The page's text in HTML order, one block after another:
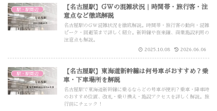
駅・駅周辺
【名古屋駅】GWの混雑状況｜時間帯・旅行客・注
意点など徹底解説
名古屋駅のGW混雑状況を徹底解説。時間帯・旅行客の動向・混雑
ピーク・回避策まで詳しく紹介。新幹線や在来線、商業施設利用の
注意点も解説。
2025.10.08 2026.06.06
駅・駅周辺
【名古屋駅】東海道新幹線は何号車がおすすめ？乗
車・下車場所を解説
名古屋駅で東海道新幹線に乗るならどの号車が便利？乗車・降車時
のおすすめ位置、改札・乗り換え・施設アクセスを詳しく解説。旅
行前にチェック！